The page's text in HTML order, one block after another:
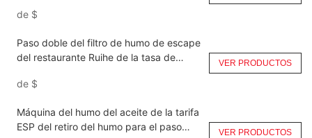
de $
Paso doble del filtro de humo de escape
del restaurante Ruihe de la tasa de
de $
VER PRODUCTOS
Máquina del humo del aceite de la tarifa
ESP del retiro del humo para el paso
VER PRODUCTOS